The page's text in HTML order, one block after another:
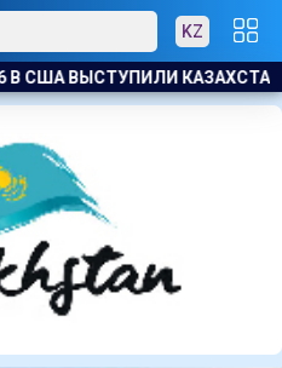
KZ
ЕСЛИ НЕ ДОСТАЛОСЬ